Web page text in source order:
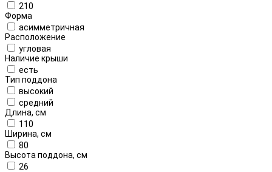
210
Форма
асимметричная
Расположение
угловая
Наличие крыши
есть
Тип поддона
высокий
средний
Длина, см
110
Ширина, см
80
Высота поддона, см
26